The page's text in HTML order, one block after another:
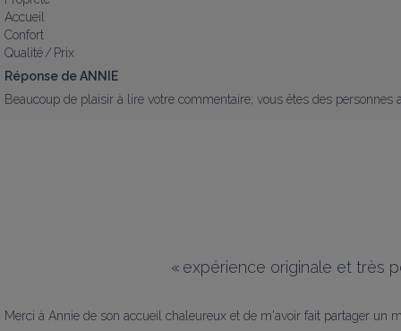
Accueil
Confort
Qualité / Prix
Réponse de ANNIE
Beaucoup de plaisir à lire votre commentaire; vous êtes des
« expérience originale et très
Merci à Annie de son accueil chaleureux et de m'avoir fait partager